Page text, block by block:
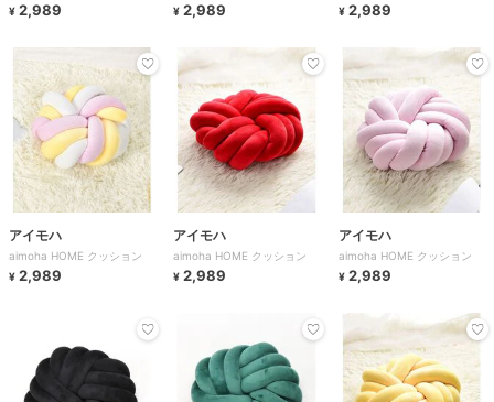
¥ 2,989
¥ 2,989
¥ 2,989
アイモハ
aimoha HOME クッション
¥ 2,989
アイモハ
aimoha HOME クッション
¥ 2,989
アイモハ
aimoha HOME クッション
¥ 2,989